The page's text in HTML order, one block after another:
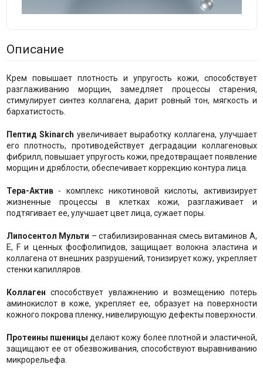
Описание
Крем повышает плотность и упругость кожи, способствует
разглаживанию морщин, замедляет процессы старения,
стимулирует синтез коллагена, дарит ровный тон, мягкость и
бархатистость.
Пептид Skinarch увеличивает выработку коллагена, улучшает
его плотность, противодействует деградации коллагеновых
фибрилл, повышает упругость кожи, предотвращает появление
морщин и дряблости, обеспечивает коррекцию контура лица.
Тера-Актив- комплекс никотиновой кислоты, активизирует
жизненные процессы в клетках кожи, разглаживает и
подтягивает ее, улучшает цвет лица, сужает поры.
Липосентол Мульти – стабилизированная смесь витаминов A,
E, F и ценных фосфолипидов, защищает волокна эластина и
коллагена от внешних разрушений, тонизирует кожу, укрепляет
стенки капилляров.
Коллаген способствует увлажнению и возмещению потерь
аминокислот в коже, укрепляет ее, образует на поверхности
кожного покрова пленку, нивелирующую дефекты поверхности.
Протеины пшеницы делают кожу более плотной и эластичной,
защищают ее от обезвоживания, способствуют выравниванию
микрорельефа.